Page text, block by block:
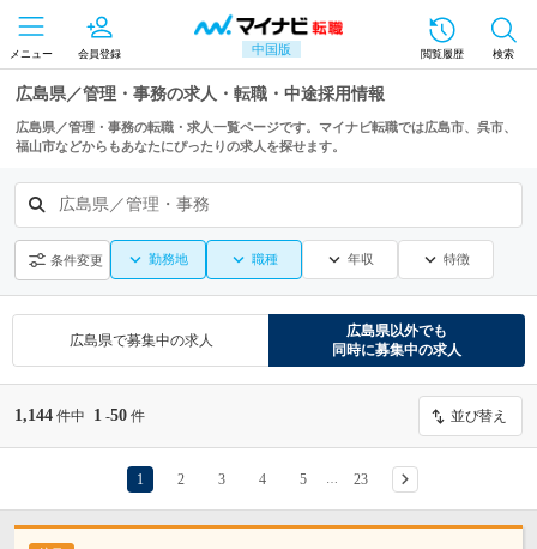
中国版
メニュー 会員登録 閲覧履歴 検索
広島県／管理・事務の求人・転職・中途採用情報
広島県／管理・事務の転職・求人一覧ページです。マイナビ転職では広島市、呉市、
福山市などからもあなたにぴったりの求人を探せます。
広島県／管理・事務
条件変更 勤務地 職種 年収 特徴
広島県で募集中の求人
広島県以外でも
同時に募集中の求人
1,144 件中 1 -50 件 並び替え
1 2 3 4 5 23